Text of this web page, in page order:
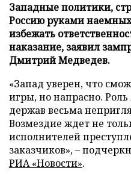
Западные политики,
Россию руками
избежать
наказание, заявил
Дмитрий Медведев.
«Запад уверен, что
игры, но напрасно.
держав весьма
Возмездие ждет не
исполнителей
заказчиков», –
РИА «Новости».